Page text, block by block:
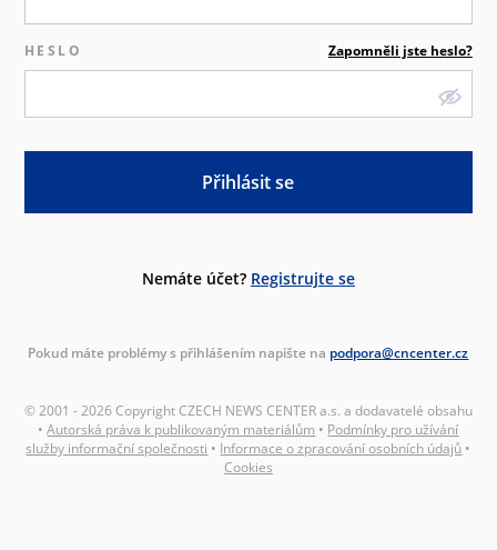
HESLO Zapomněli jste heslo?
Přihlásit se
Nemáte účet? Registrujte se
Pokud máte problémy s přihlášením napište na podpora@cncenter.cz
© 2001 - 2026 Copyright CZECH NEWS CENTER a.s. a dodavatelé obsahu
•Autorská práva k publikovaným materiálům • Podmínky pro užívání
služby informační společnosti • Informace o zpracování osobních údajů •
Cookies